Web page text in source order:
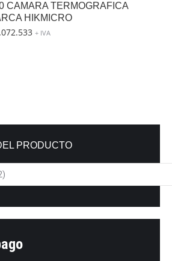
CAMARA TERMOGRAFICA
HIKMICRO
+ IVA
PRODUCTO